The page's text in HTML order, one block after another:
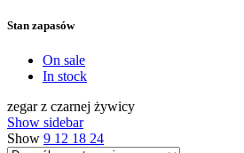
Stan zapasów
On sale
In stock
zegar z czarnej żywicy
Show sidebar
Show 9 12 18 24